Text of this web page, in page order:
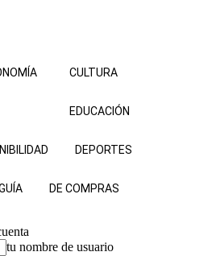
CULTURA
EDUCACIÓN
DEPORTES
DE COMPRAS
tu nombre de usuario